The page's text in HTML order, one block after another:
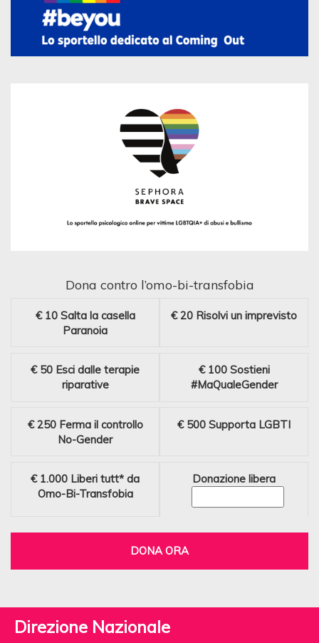
Dona contro l’omo-bi-transfobia
€ 10 Salta la casella
Paranoia
€ 20 Risolvi un imprevisto
€ 50 Esci dalle terapie
riparative
€ 100 Sostieni
#MaQualeGender
€ 250 Ferma il controllo
No-Gender
€ 500 Supporta LGBTI
€ 1.000 Liberi tutt* da
Omo-Bi-Transfobia
Donazione libera
DONA ORA
Direzione Nazionale